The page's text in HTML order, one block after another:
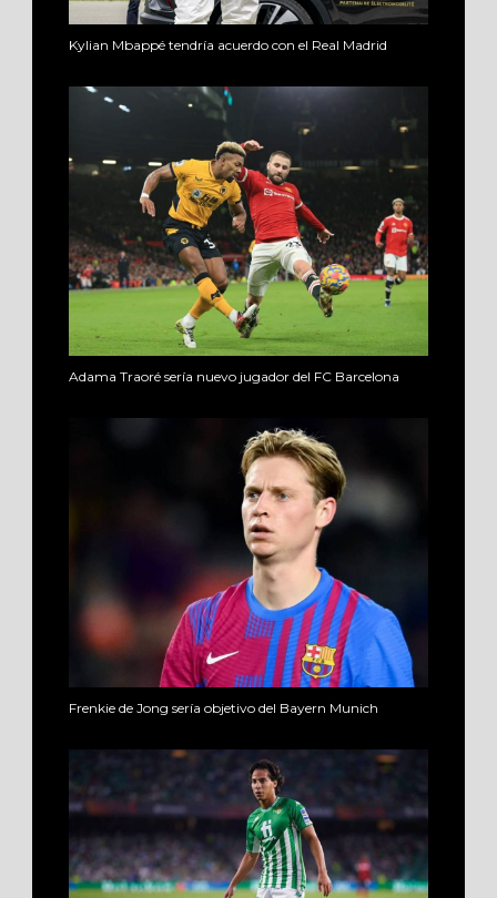
Kylian Mbappé tendría acuerdo con el Real Madrid
Adama Traoré sería nuevo jugador del FC Barcelona
Frenkie de Jong sería objetivo del Bayern Munich